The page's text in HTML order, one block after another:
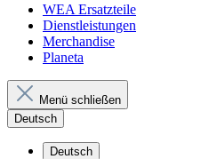
WEA Ersatzteile
Dienstleistungen
Merchandise
Planeta
Menü schließen
Deutsch
Deutsch